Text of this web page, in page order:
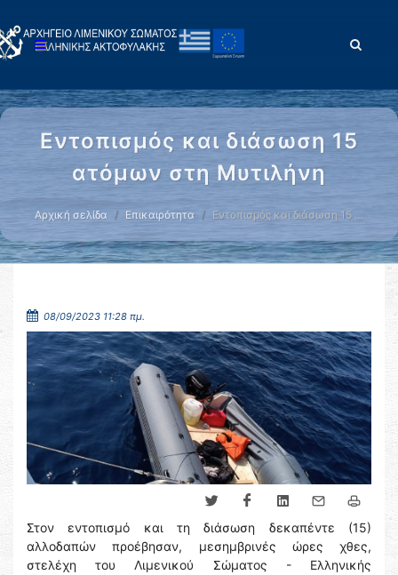
Εντοπισμός και διάσωση 15
ατόμων στη Μυτιλήνη
Αρχική σελίδα Επικαιρότητα Εντοπισμός και διάσωση 15 …
08/09/2023 11:28 πμ.
Στον εντοπισμό και τη διάσωση δεκαπέντε (15)
αλλοδαπών προέβησαν, μεσημβρινές ώρες χθες,
στελέχη του Λιμενικού Σώματος - Ελληνικής